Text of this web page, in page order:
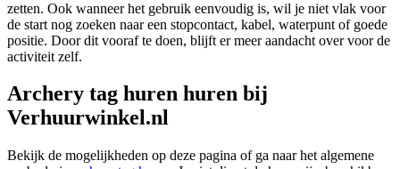
zetten. Ook wanneer het gebruik eenvoudig is, wil je niet vlak voor
de start nog zoeken naar een stopcontact, kabel, waterpunt of goede
positie. Door dit vooraf te doen, blijft er meer aandacht over voor de
activiteit zelf.
Archery tag huren huren bij
Verhuurwinkel.nl
Bekijk de mogelijkheden op deze pagina of ga naar het algemene